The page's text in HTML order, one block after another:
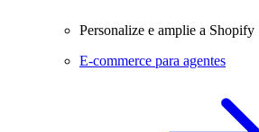
Personalize e amplie a Shopify
E-commerce para agentes